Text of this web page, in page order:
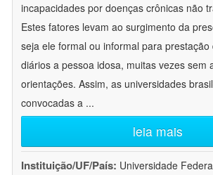
incapacidades por doenças crônicas não
Estes fatores levam ao surgimento da
seja ele formal ou informal para prestação
diários a pessoa idosa, muitas vezes sem
orientações. Assim, as universidades
convocadas a ...
leia mais
Instituição/UF/País: Universidade